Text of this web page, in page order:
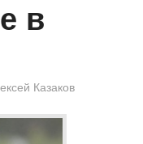
в
Казаков